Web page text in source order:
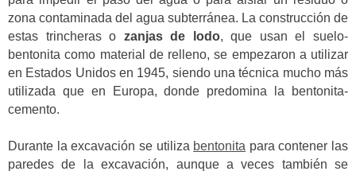
zona contaminada del agua subterránea. La construcción de
estas trincheras o zanjas de lodo, que usan el suelo-
bentonita como material de relleno, se empezaron a utilizar
en Estados Unidos en 1945, siendo una técnica mucho más
utilizada que en Europa, donde predomina la bentonita-
cemento.
Durante la excavación se utiliza bentonita para contener las
paredes de la excavación, aunque a veces también se